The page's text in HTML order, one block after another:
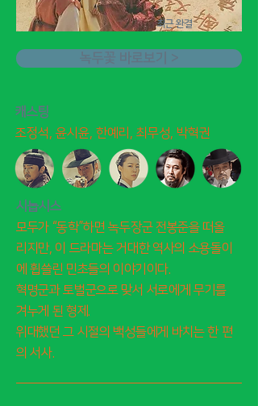
​최근 완결
​캐스팅
조정석, 윤시윤, 한예리, 최무성, 박혁권
시놉시스
모두가 “동학”하면 녹두장군 전봉준을 떠올
리지만, 이 드라마는 거대한 역사의 소용돌이
에 휩쓸린 민초들의 이야기이다.
혁명군과 토벌군으로 맞서 서로에게 무기를
겨누게 된 형제.
위대했던 그 시절의 백성들에게 바치는 한 편
의 서사.